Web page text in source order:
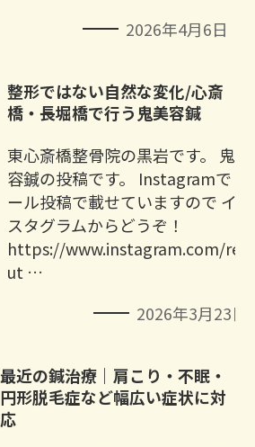
2026年4月6日
整形ではない自然な変化/心斎
橋・長堀橋で行う鬼美容鍼
東心斎橋整骨院の黒岩です。 鬼美
容鍼の投稿です。 Instagramでリ
ール投稿で載せていますので イン
スタグラムからどうぞ！
https://www.instagram.com/
ut …
2026年3月23日
最近の鍼治療｜肩こり・不眠・
円形脱毛症など幅広い症状に対
応